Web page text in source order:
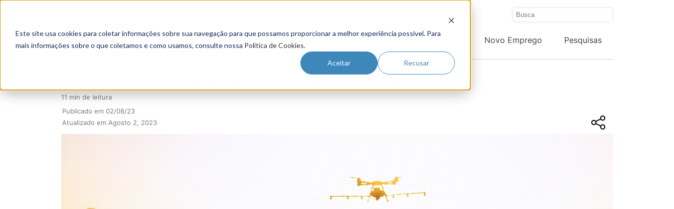
Este site usa cookies para coletar informações sobre sua navegação para que possamos proporcionar a melhor experiência possível. Para
mais informações sobre o que coletamos e como usamos, consulte nossa Política de Cookies.
Aceitar Recusar
Futuro do Trabalho Gestão de Talentos Novo Emprego Pesquisas
11 min de leitura
Publicado em 02/08/23
Atualizado em Agosto 2, 2023